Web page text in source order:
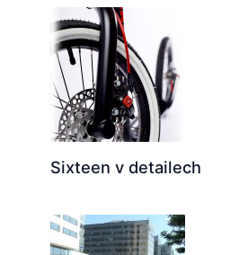
Sixteen v detailech